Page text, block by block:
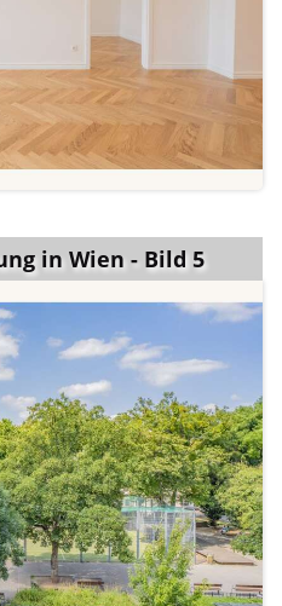
in Wien - Bild 5